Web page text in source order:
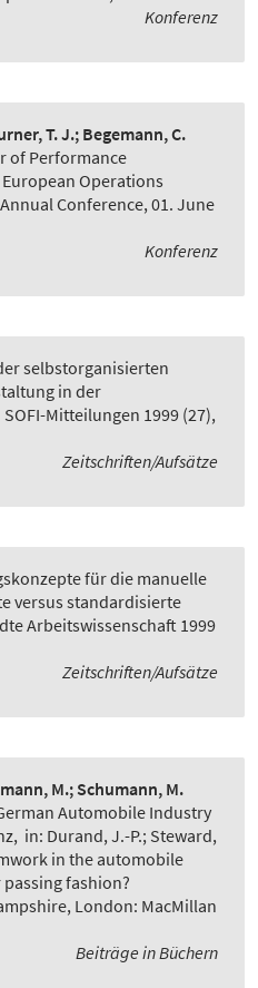
Konferenz
T. J.; Begemann, C.
of Performance
Operations
Conference, 01. June
Konferenz
selbstorganisierten
in der
SOFI-Mitteilungen 1999 (27),
Zeitschriften/Aufsätze
für die manuelle
versus standardisierte
Arbeitswissenschaft 1999
Zeitschriften/Aufsätze
M.; Schumann, M.
Automobile Industry
, in: Durand, J.-P.; Steward,
in the automobile
fashion?
London: MacMillan
Beiträge in Büchern